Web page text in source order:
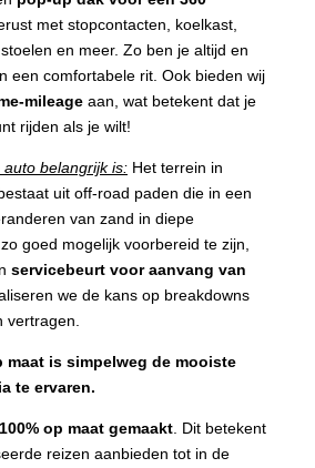
met stopcontacten, koelkast,
en meer. Zo ben je altijd en
een comfortabele rit. Ook bieden wij
mileage aan, wat betekent dat je
rijden als je wilt!
belangrijk is: Het terrein in
uit off-road paden die in een
van zand in diepe
goed mogelijk voorbereid te zijn,
servicebeurt voor aanvang van
we de kans op breakdowns
vertragen.
maat is simpelweg de mooiste
te ervaren.
100% op maat gemaakt . Dit betekent
reizen aanbieden tot in de